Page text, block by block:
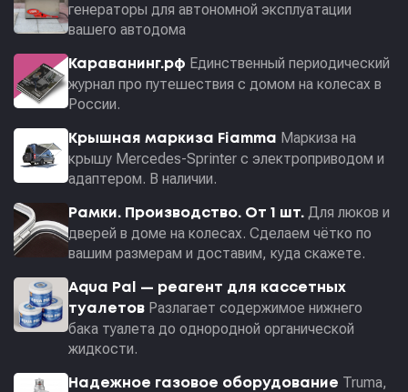
генераторы для автономной эксплуатации
вашего автодома
Караванинг.рф Единственный периодический
журнал про путешествия с домом на колесах в
России.
Крышная маркиза Fiamma Маркиза на
крышу Mercedes-Sprinter с электроприводом и
адаптером. В наличии.
Рамки. Производство. От 1 шт. Для люков и
дверей в доме на колесах. Сделаем чётко по
вашим размерам и доставим, куда скажете.
Aqua Pal — pеагент для кассетных
туалетов Разлагает содержимое нижнего
бака туалета до однородной органической
жидкости.
Надежное газовое оборудование Truma,